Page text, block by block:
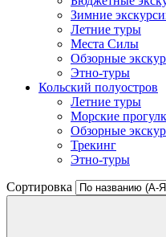
Зимние
Летние туры
Места Силы
Обзорные
Этно-туры
Кольский полуостров
Летние туры
Морские
Обзорные
Трекинг
Этно-туры
Сортировка